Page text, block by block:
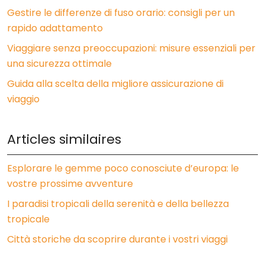
Gestire le differenze di fuso orario: consigli per un
rapido adattamento
Viaggiare senza preoccupazioni: misure essenziali per
una sicurezza ottimale
Guida alla scelta della migliore assicurazione di
viaggio
Articles similaires
Esplorare le gemme poco conosciute d’europa: le
vostre prossime avventure
I paradisi tropicali della serenità e della bellezza
tropicale
Città storiche da scoprire durante i vostri viaggi